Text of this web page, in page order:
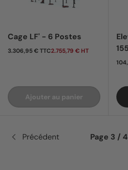
Cage LF' - 6 Postes
Prix habituel
3.306,95 € TTC2.755,79 € HT
Ajouter au panier
Précédent Page 3 / 4